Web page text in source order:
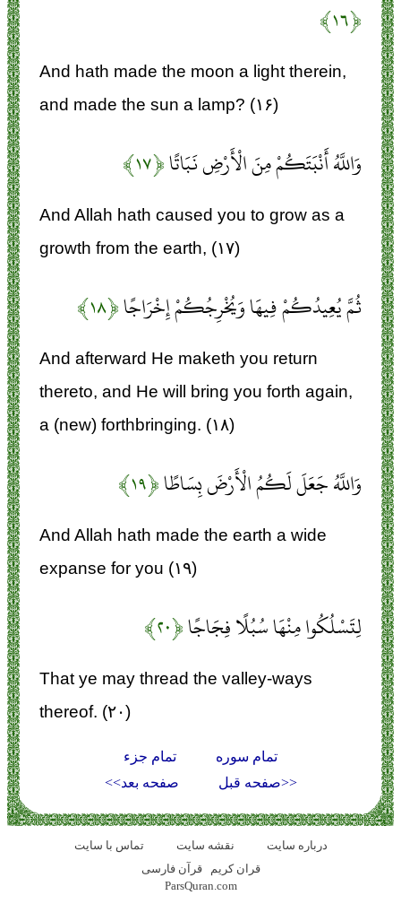
﴿۱۶﴾
And hath made the moon a light therein,
and made the sun a lamp? (۱۶)
وَاللَّهُ أَنْبَتَكُمْ مِنَ الْأَرْضِ نَبَاتًا﴿۱۷﴾
And Allah hath caused you to grow as a
growth from the earth, (۱۷)
ثُمَّ يُعِيدُكُمْ فِيهَا وَيُخْرِجُكُمْ إِخْرَاجًا﴿۱۸﴾
And afterward He maketh you return
thereto, and He will bring you forth again,
a (new) forthbringing. (۱۸)
وَاللَّهُ جَعَلَ لَكُمُ الْأَرْضَ بِسَاطًا﴿۱۹﴾
And Allah hath made the earth a wide
expanse for you (۱۹)
لِتَسْلُكُوا مِنْهَا سُبُلًا فِجَاجًا﴿۲۰﴾
That ye may thread the valley-ways
thereof. (۲۰)
تمام سوره
تمام جزء
<<صفحه قبل
صفحه بعد>>
تماس با سایت نقشه سايت
درباره سایت
قران کریم
قرآن فارسی
ParsQuran.com